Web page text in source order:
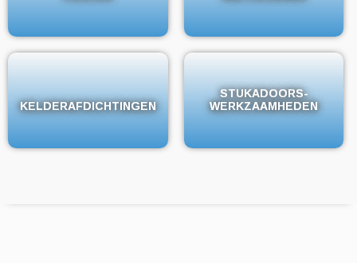
KELDERAFDICHTINGEN
KELDERAFDICHTINGEN
STUKADOORS-
WERKZAAMHEDEN
STUKADOORS-
WERKZAAMHEDEN